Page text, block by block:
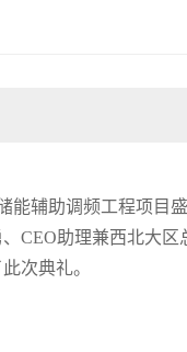
能辅助调频工程项目
CEO助理兼西北大区
次典礼。